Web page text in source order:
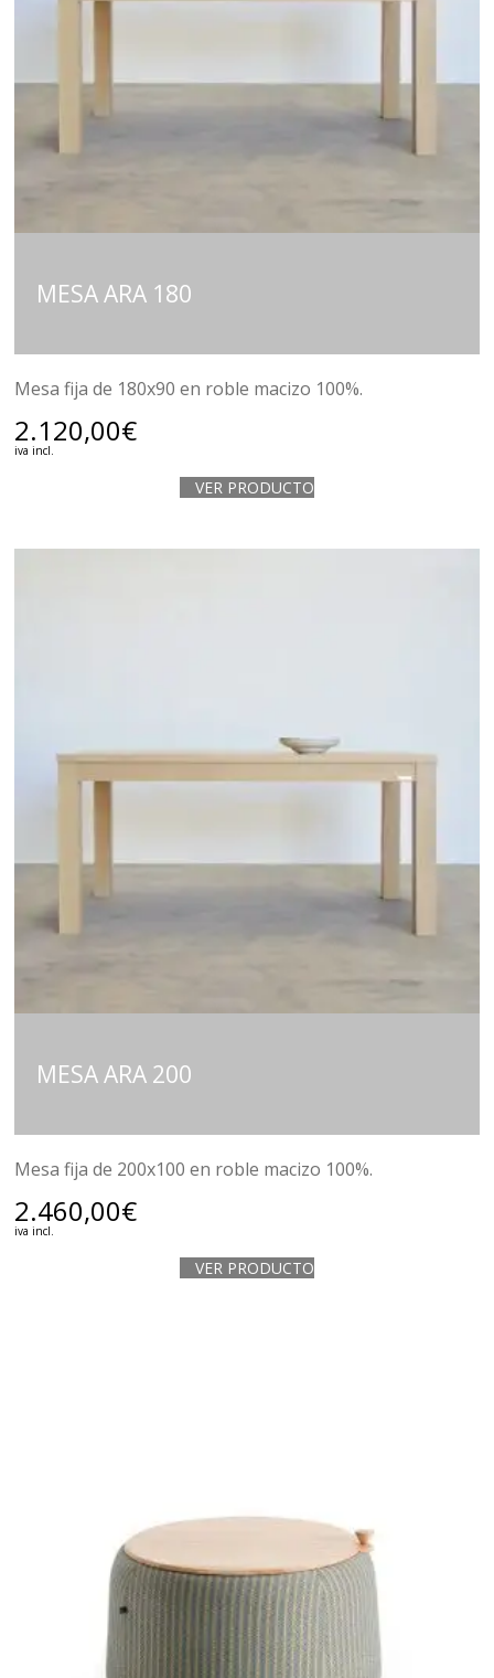
MESA ARA 180
Mesa fija de 180x90 en roble macizo 100%.
2.120,00€
iva incl.
VER PRODUCTO
MESA ARA 200
Mesa fija de 200x100 en roble macizo 100%.
2.460,00€
iva incl.
VER PRODUCTO